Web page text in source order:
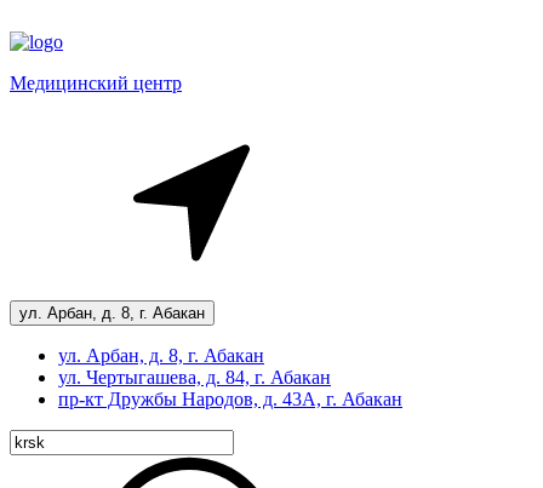
Медицинский центр
ул. Арбан, д. 8, г. Абакан
ул. Арбан, д. 8, г. Абакан
ул. Чертыгашева, д. 84, г. Абакан
пр-кт Дружбы Народов, д. 43А, г. Абакан